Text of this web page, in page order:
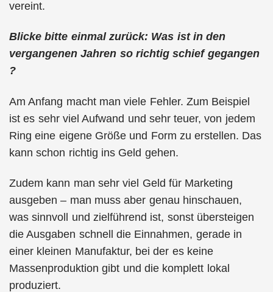
vereint.
Blicke bitte einmal zurück: Was ist in den
vergangenen Jahren so richtig schief gegangen
?
Am Anfang macht man viele Fehler. Zum Beispiel
ist es sehr viel Aufwand und sehr teuer, von jedem
Ring eine eigene Größe und Form zu erstellen. Das
kann schon richtig ins Geld gehen.
Zudem kann man sehr viel Geld für Marketing
ausgeben – man muss aber genau hinschauen,
was sinnvoll und zielführend ist, sonst übersteigen
die Ausgaben schnell die Einnahmen, gerade in
einer kleinen Manufaktur, bei der es keine
Massenproduktion gibt und die komplett lokal
produziert.